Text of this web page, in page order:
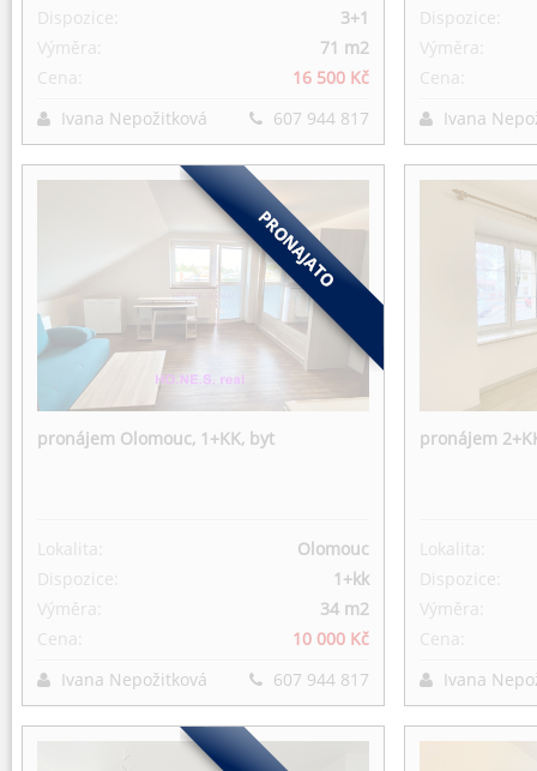
Dispozice:
3+1
Výměra:
71 m2
Cena:
16 500 Kč
Ivana Nepožitková
607 944 817
Dispozice:
Výměra:
Cena:
Ivana
pronájem Olomouc, 1+KK, byt
Lokalita:
Olomouc
Dispozice:
1+kk
Výměra:
34 m2
Cena:
10 000 Kč
Ivana Nepožitková
607 944 817
pronájem
Lokalita:
Dispozice:
Výměra:
Cena:
Ivana